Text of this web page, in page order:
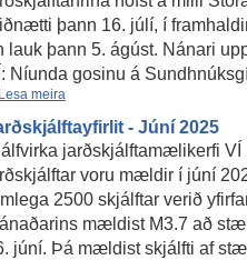
þann 16. júlí, í
lauk þann 5. ágúst. Nánari
Níunda gosinu á
Lesa meira
- Júní 2025
jarðskjálftamælikerfi
voru mældir í júní
2500 skjálftar verið
mældist M3.7 að
júní. Þá mældist skjálfti af